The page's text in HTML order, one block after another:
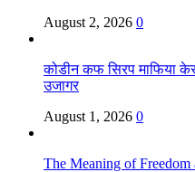
August 2, 2026 0
कोडीन कफ सिरप माफिया
उजागर
August 1, 2026 0
The Meaning of Freedom